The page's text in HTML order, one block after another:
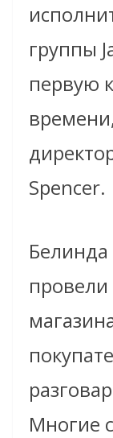
группы
первую
Spencer.
Белинда
Многие